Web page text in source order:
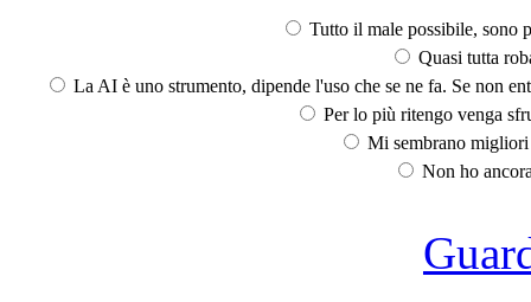
Tutto il male possibile, sono
Quasi tutta
La AI è uno strumento, dipende l'uso che se ne fa. Se non
Per lo più ritengo venga
Mi sembrano
Non ho